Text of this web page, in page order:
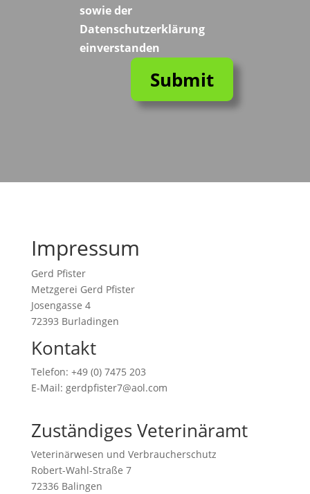
sowie der
Datenschutzerklärung
einverstanden
Submit
Impressum
Gerd Pfister
Metzgerei Gerd Pfister
Josengasse 4
72393 Burladingen
Kontakt
Telefon: +49 (0) 7475 203
E-Mail: gerdpfister7@aol.com
Zuständiges Veterinäramt
Veterinärwesen und Verbraucherschutz
Robert-Wahl-Straße 7
72336 Balingen